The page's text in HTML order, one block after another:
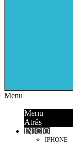
Menu
Menu
Atrás
INICIO
IPHONE